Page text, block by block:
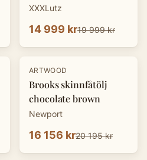
XXXLutz
14 999 kr19 999 kr
-20%
ARTWOOD
Brooks skinnfåtölj
chocolate brown
Newport
16 156 kr20 195 kr